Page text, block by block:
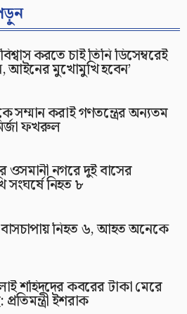
করতে চাই তিনি ডিসেম্বরেই
মুখোমুখি হবেন’
সম্মান করাই গণতন্ত্রের অন্যতম
ফখরুল
ওসমানী নগরে দুই বাসের
নিহত ৮
নিহত ৬, আহত অনেকে
শহিদদের কবরের টাকা মেরে
ইশরাক